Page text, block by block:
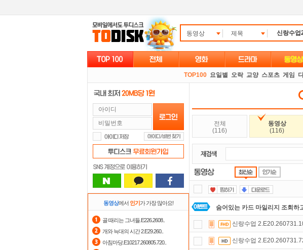
동영상 제목
TOP100 요일별 오락 교양 스포츠 게임
동영상에서 인기가 가장 많아요!
골 때리는 그녀들.E226.2608..
개와 늑대의 시간 2.E29.260..
아침마당.E10217.260805.720..
전체
(116)
동영상
(116)
숨어있는 카드 마일리지 조회하
출석체크이벤트!매일매일출
댓글만 잘써도무료 포인트 를 드
신랑수업
신랑수업